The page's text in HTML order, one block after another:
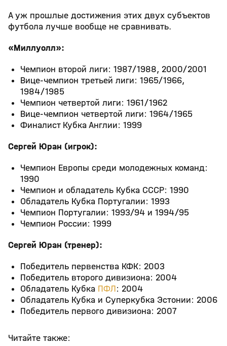
А уж прошлые достижения этих двух субъектов
футбола лучше вообще не сравнивать.
«Миллуолл»:
Чемпион второй лиги: 1987/1988, 2000/2001
Вице-чемпион третьей лиги: 1965/1966,
1984/1985
Чемпион четвертой лиги: 1961/1962
Вице-чемпион четвертой лиги: 1964/1965
Финалист Кубка Англии: 1999
Сергей Юран (игрок):
Чемпион Европы среди молодежных команд:
1990
Чемпион и обладатель Кубка СССР: 1990
Обладатель Кубка Португалии: 1993
Чемпион Португалии: 1993/94 и 1994/95
Чемпион России: 1999
Сергей Юран (тренер):
Победитель первенства КФК: 2003
Победитель второго дивизиона: 2004
Обладатель Кубка ПФЛ: 2004
Обладатель Кубка и Суперкубка Эстонии: 2006
Победитель первого дивизиона: 2007
Читайте также: